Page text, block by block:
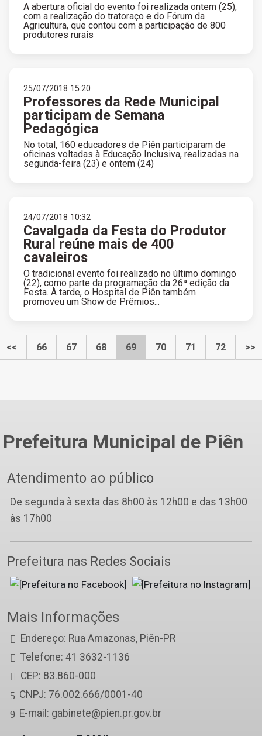
A abertura oficial do evento foi realizada ontem (25),
com a realização do tratoraço e do Fórum da
Agricultura, que contou com a participação de 800
produtores rurais
25/07/2018 15:20
Professores da Rede Municipal
participam de Semana
Pedagógica
No total, 160 educadores de Piên participaram de
oficinas voltadas à Educação Inclusiva, realizadas na
segunda-feira (23) e ontem (24)
24/07/2018 10:32
Cavalgada da Festa do Produtor
Rural reúne mais de 400
cavaleiros
O tradicional evento foi realizado no último domingo
(22), como parte da programação da 26ª edição da
Festa. À tarde, o Hospital de Piên também
promoveu um Show de Prêmios...
<< 66 67 68 69 70 71 72 >>
Prefeitura Municipal de Piên
Atendimento ao público
De segunda à sexta das 8h00 às 12h00 e das 13h00
às 17h00
Prefeitura nas Redes Sociais
Mais Informações
Endereço: Rua Amazonas, Piên-PR
Telefone: 41 3632-1136
CEP: 83.860-000
CNPJ: 76.002.666/0001-40
E-mail: gabinete@pien.pr.gov.br